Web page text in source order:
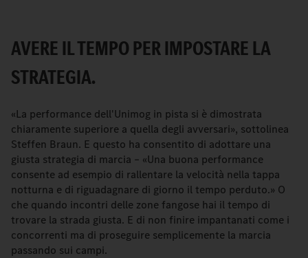
AVERE IL TEMPO PER IMPOSTARE LA
STRATEGIA.
«La performance dell'Unimog in pista si è dimostrata
chiaramente superiore a quella degli avversari», sottolinea
Steffen Braun. E questo ha consentito di adottare una
giusta strategia di marcia – «Una buona performance
consente ad esempio di rallentare la velocità nella tappa
notturna e di riguadagnare di giorno il tempo perduto.» O
che quando incontri delle zone fangose hai il tempo di
trovare la strada giusta. E di non finire impantanati come i
concorrenti ma di proseguire semplicemente la marcia
passando sui campi.